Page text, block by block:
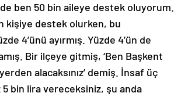
ben 50 bin aileye destek oluyorum.
kişiye destek olurken, bu
4’ünü ayırmış. Yüzde 4’ün de
Bir ilçeye gitmiş, ‘Ben Başkent
alacaksınız’ demiş. İnsaf üç
5 bin lira vereceksiniz, şu anda